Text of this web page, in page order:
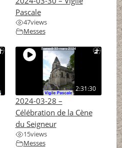
Pascale
47views
Messes
2:31:30
2024-03-28 –
Célébration de la Cène
du Seigneur
15views
Messes